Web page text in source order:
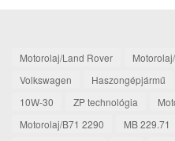
Motorolaj/Land Rover
Volkswagen
Haszongépjármű
10W-30
ZP technológia
Motorolaj/B71 2290
MB 229.71